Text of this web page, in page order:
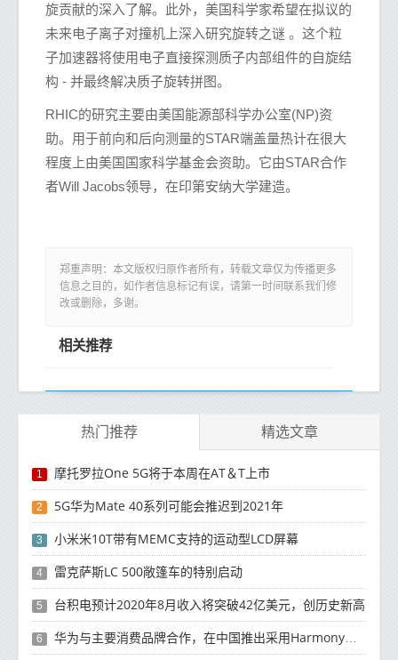
旋贡献的深入了解。此外，美国科学家希望在拟议的
未来电子离子对撞机上深入研究旋转之谜 。这个粒
子加速器将使用电子直接探测质子内部组件的自旋结
构 - 并最终解决质子旋转拼图。
RHIC的研究主要由美国能源部科学办公室(NP)资
助。用于前向和后向测量的STAR端盖量热计在很大
程度上由美国国家科学基金会资助。它由STAR合作
者Will Jacobs领导，在印第安纳大学建造。
郑重声明：本文版权归原作者所有，转载文章仅为传播更多
信息之目的，如作者信息标记有误，请第一时间联系我们修
改或删除，多谢。
相关推荐
热门推荐 精选文章
1 摩托罗拉One 5G将于本周在AT＆T上市
2 5G华为Mate 40系列可能会推迟到2021年
3 小米米10T带有MEMC支持的运动型LCD屏幕
4 雷克萨斯LC 500敞篷车的特别启动
5 台积电预计2020年8月收入将突破42亿美元，创历史新高
6 华为与主要消费品牌合作，在中国推出采用HarmonyOS 2.0的智能家居产品